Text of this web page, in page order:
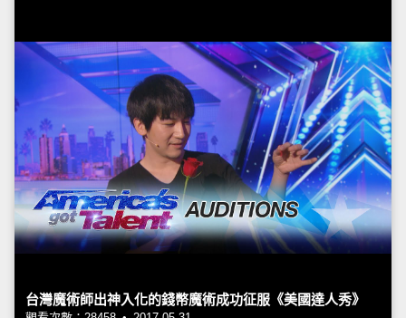
台灣魔術師出神入化的錢幣魔術成功征服《美國達人秀》